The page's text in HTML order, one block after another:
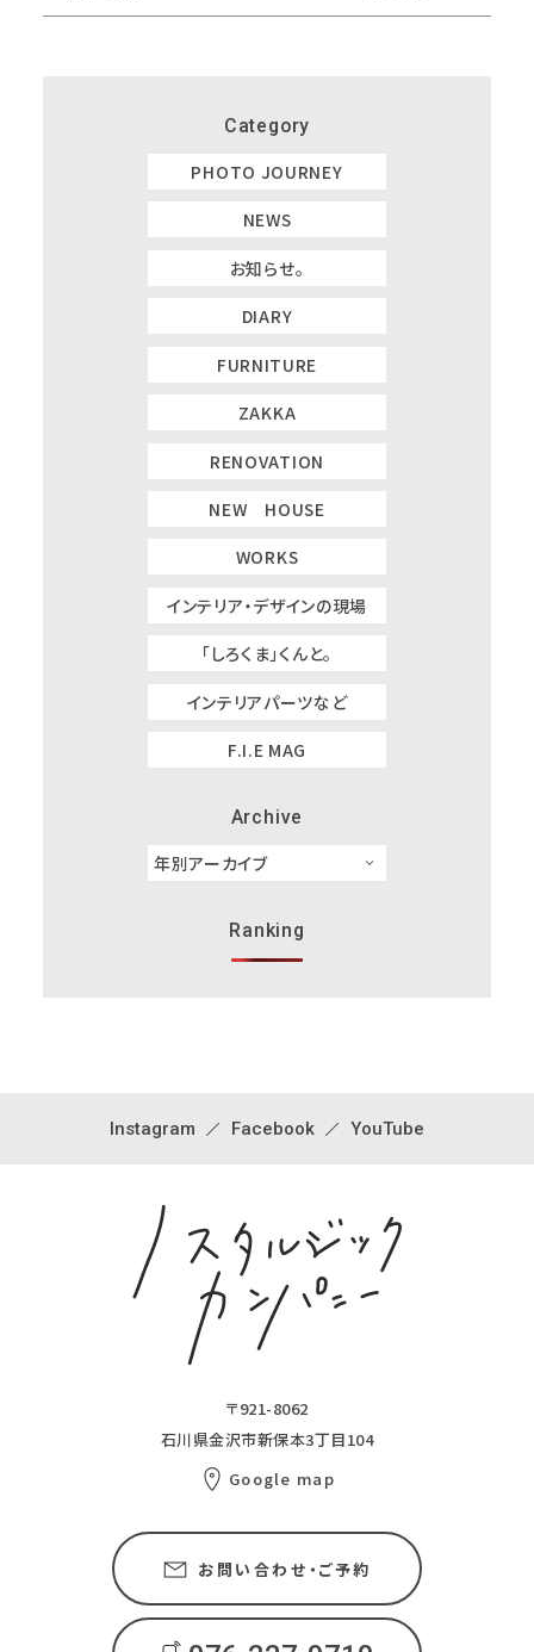
Category
PHOTO JOURNEY
NEWS
お知らせ。
DIARY
FURNITURE
ZAKKA
RENOVATION
NEW HOUSE
WORKS
インテリア・デザインの現場
「しろくま」くんと。
インテリアパーツなど
F.I.E MAG
Archive
Ranking
Instagram Facebook YouTube
〒921-8062
石川県金沢市新保本3丁目104
Google map
お問い合わせ・ご予約